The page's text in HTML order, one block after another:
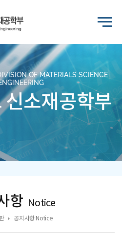
OF MATERIALS SCIENCE
소재공학부
항 Notice
공지사항 Notice